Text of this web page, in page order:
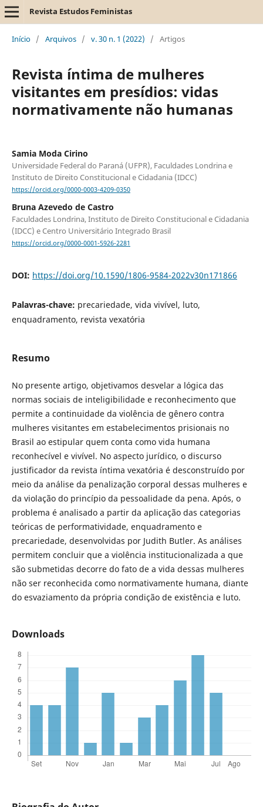
Revista Estudos Feministas
Início / Arquivos / v. 30 n. 1 (2022) / Artigos
Revista íntima de mulheres
visitantes em presídios: vidas
normativamente não humanas
Samia Moda Cirino
Universidade Federal do Paraná (UFPR), Faculdades Londrina e
Instituto de Direito Constitucional e Cidadania (IDCC)
https://orcid.org/0000-0003-4209-0350
Bruna Azevedo de Castro
Faculdades Londrina, Instituto de Direito Constitucional e Cidadania
(IDCC) e Centro Universitário Integrado Brasil
https://orcid.org/0000-0001-5926-2281
DOI: https://doi.org/10.1590/1806-9584-2022v30n171866
Palavras-chave: precariedade, vida vivível, luto,
enquadramento, revista vexatória
Resumo
No presente artigo, objetivamos desvelar a lógica das
normas sociais de inteligibilidade e reconhecimento que
permite a continuidade da violência de gênero contra
mulheres visitantes em estabelecimentos prisionais no
Brasil ao estipular quem conta como vida humana
reconhecível e vivível. No aspecto jurídico, o discurso
justificador da revista íntima vexatória é desconstruído por
meio da análise da penalização corporal dessas mulheres e
da violação do princípio da pessoalidade da pena. Após, o
problema é analisado a partir da aplicação das categorias
teóricas de performatividade, enquadramento e
precariedade, desenvolvidas por Judith Butler. As análises
permitem concluir que a violência institucionalizada a que
são submetidas decorre do fato de a vida dessas mulheres
não ser reconhecida como normativamente humana, diante
do esvaziamento da própria condição de existência e luto.
Downloads